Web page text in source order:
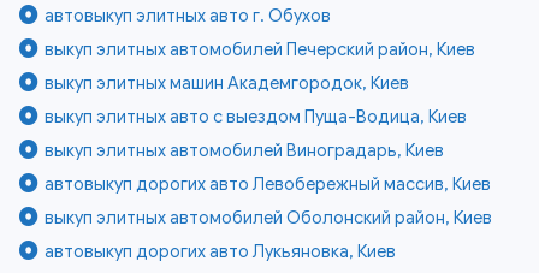
автовыкуп элитных авто г. Обухов
выкуп элитных автомобилей Печерский район, Киев
выкуп элитных машин Академгородок, Киев
выкуп элитных авто с выездом Пуща-Водица, Киев
выкуп элитных автомобилей Виноградарь, Киев
автовыкуп дорогих авто Левобережный массив, Киев
выкуп элитных автомобилей Оболонский район, Киев
автовыкуп дорогих авто Лукьяновка, Киев